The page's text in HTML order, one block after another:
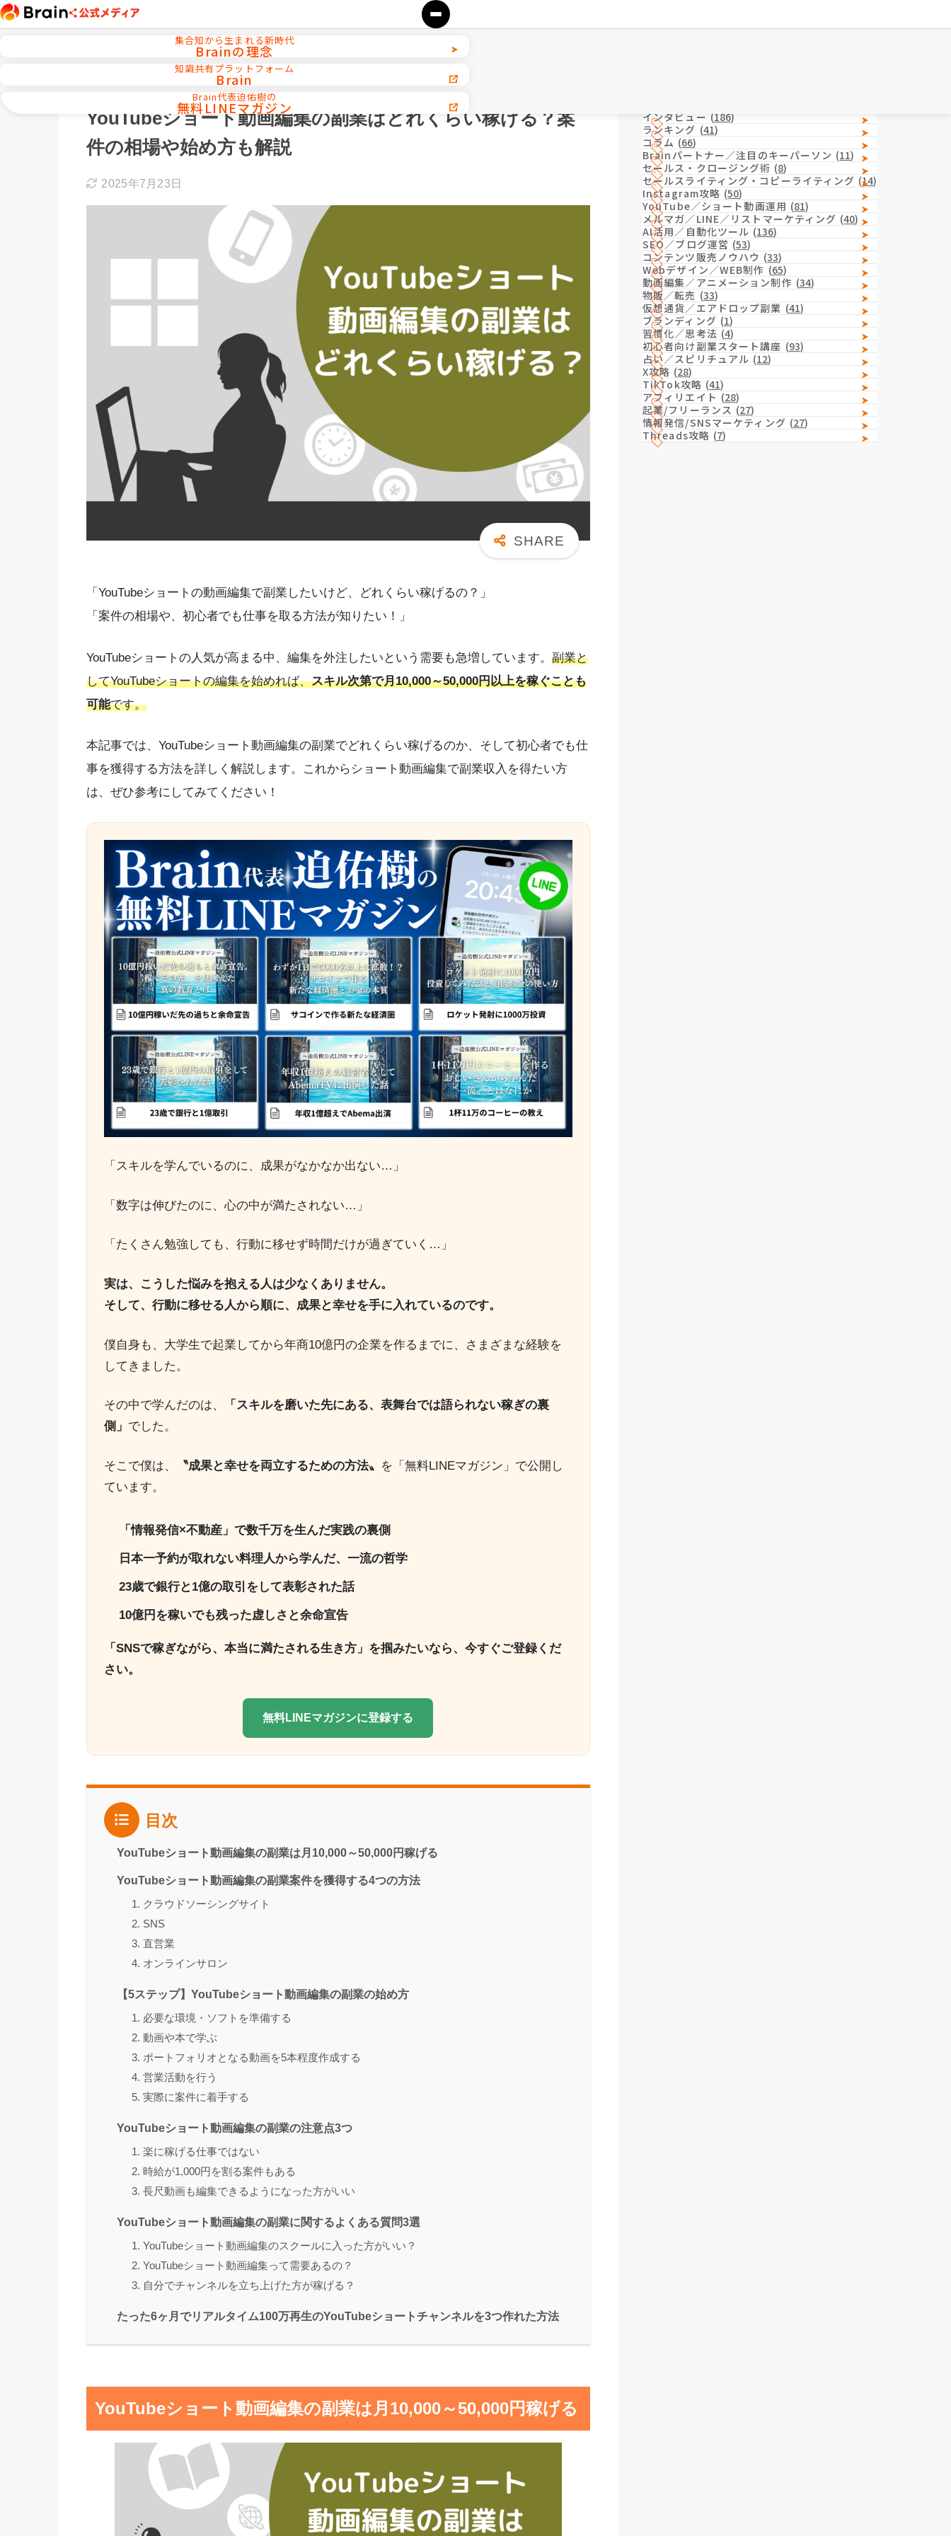
集合知から生まれる新時代
Brainの理念
知識共有プラットフォーム
Brain
Brain代表迫佑樹の
無料LINEマガジン
YouTube／ショート動画運用
YouTubeショート動画編集の副業はどれくらい稼げる？案
件の相場や始め方も解説
2025年7月23日
「YouTubeショートの動画編集で副業したいけど、どれくらい稼げるの？」
「案件の相場や、初心者でも仕事を取る方法が知りたい！」
YouTubeショートの人気が高まる中、編集を外注したいという需要も急増しています。 副業と
してYouTubeショートの編集を始めれば、スキル次第で月10,000～50,000円以上を稼ぐことも
可能です。
本記事では、YouTubeショート動画編集の副業でどれくらい稼げるのか、そして初心者でも仕
事を獲得する方法を詳しく解説します。これからショート動画編集で副業収入を得たい方
は、ぜひ参考にしてみてください！
「スキルを学んでいるのに、成果がなかなか出ない…」
「数字は伸びたのに、心の中が満たされない…」
「たくさん勉強しても、行動に移せず時間だけが過ぎていく…」
実は、こうした悩みを抱える人は少なくありません。
そして、行動に移せる人から順に、成果と幸せを手に入れているのです。
僕自身も、大学生で起業してから年商10億円の企業を作るまでに、さまざまな経験を
してきました。
その中で学んだのは、
「スキルを磨いた先にある、表舞台では語られない稼ぎの裏
側」 でした。
そこで僕は、 〝成果と幸せを両立するための方法〟 を「無料LINEマガジン」で公開し
ています。
「情報発信×不動産」で数千万を生んだ実践の裏側
日本一予約が取れない料理人から学んだ、一流の哲学
23歳で銀行と1億の取引をして表彰された話
10億円を稼いでも残った虚しさと余命宣告
「SNSで稼ぎながら、本当に満たされる生き方」を掴みたいなら、今すぐご登録くだ
さい。
無料LINEマガジンに登録する
目次
YouTubeショート動画編集の副業は月10,000～50,000円稼げる
YouTubeショート動画編集の副業案件を獲得する4つの方法
1. クラウドソーシングサイト
2. SNS
3. 直営業
4. オンラインサロン
【5ステップ】YouTubeショート動画編集の副業の始め方
1. 必要な環境・ソフトを準備する
2. 動画や本で学ぶ
3. ポートフォリオとなる動画を5本程度作成する
4. 営業活動を行う
5. 実際に案件に着手する
YouTubeショート動画編集の副業の注意点3つ
1. 楽に稼げる仕事ではない
2. 時給が1,000円を割る案件もある
3. 長尺動画も編集できるようになった方がいい
YouTubeショート動画編集の副業に関するよくある質問3選
1. YouTubeショート動画編集のスクールに入った方がいい？
2. YouTubeショート動画編集って需要あるの？
3. 自分でチャンネルを立ち上げた方が稼げる？
たった6ヶ月でリアルタイム100万再生のYouTubeショートチャンネルを3つ作れた方法
YouTubeショート動画編集の副業は月10,000～50,000円稼げる
インタビュー (186)
ランキング (41)
コラム (66)
Brainパートナー／注目のキーパーソン (11)
セールス・クロージング術 (8)
セールスライティング・コピーライティング (14)
Instagram攻略 (50)
YouTube／ショート動画運用 (81)
メルマガ／LINE／リストマーケティング (40)
AI活用／自動化ツール (136)
SEO／ブログ運営 (53)
コンテンツ販売ノウハウ (33)
Webデザイン／WEB制作 (65)
動画編集／アニメーション制作 (34)
物販／転売 (33)
仮想通貨／エアドロップ副業 (41)
ブランディング (1)
習慣化／思考法 (4)
初心者向け副業スタート講座 (93)
占い／スピリチュアル (12)
X攻略 (28)
TikTok攻略 (41)
アフィリエイト (28)
起業/フリーランス (27)
情報発信/SNSマーケティング (27)
Threads攻略 (7)